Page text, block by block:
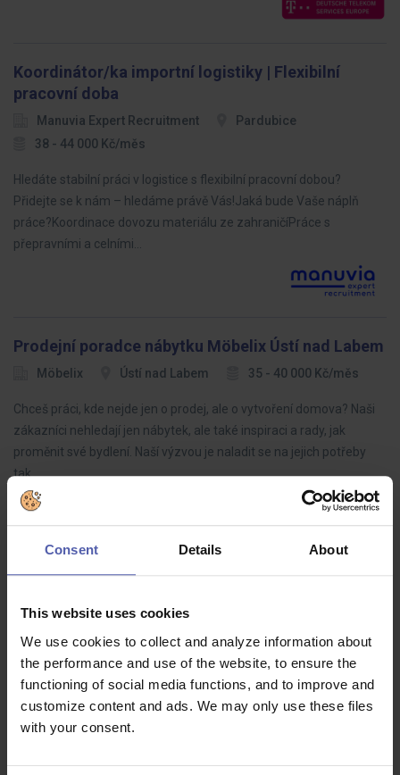
Consent Details About
This website uses cookies
We use cookies to collect and analyze information about
the performance and use of the website, to ensure the
functioning of social media functions, and to improve and
customize content and ads. We may only use these files
with your consent.
Koordinátor/ka importní logistiky | Flexibilní
pracovní doba
Manuvia Expert Recruitment
Pardubice
38 - 44 000 Kč/měs
Hledáte stabilní práci v logistice s flexibilní pracovní dobou?
Přidejte se k nám – hledáme právě Vás!Jaká bude Vaše náplň
práce?Koordinace dovozu materiálu ze zahraničíPráce s
přepravními a celními…
Prodejní poradce nábytku Möbelix Ústí nad Labem
Möbelix Ústí nad Labem 35 - 40 000 Kč/měs
Chceš práci, kde nejde jen o prodej, ale o vytvoření domova? Naši
zákazníci nehledají jen nábytek, ale také inspiraci a rady, jak
proměnit své bydlení. Naší výzvou je naladit se na jejich potřeby
tak…
LEAN specialista (ž/m)
Do našeho týmu hledáme LEAN technika, který bude aktivně
rozvíjet výrobní procesy, řídit zlepšovací projekty a spolupracovat s
kolegy napříč výrobou. Pokud máte analytické myšlení, dokážete
dotahovat…